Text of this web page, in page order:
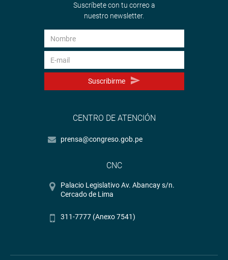
Suscríbete con tu correo a
nuestro newsletter.
Suscribirme
CENTRO DE ATENCIÓN
prensa@congreso.gob.pe
CNC
Palacio Legislativo Av. Abancay s/n.
Cercado de Lima
311-7777 (Anexo 7541)